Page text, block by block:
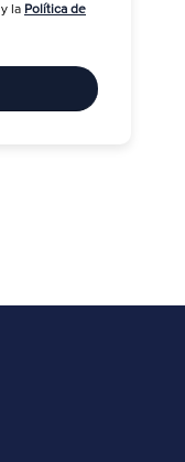
y la Política de